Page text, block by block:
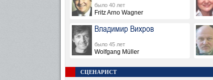
было 40 лет
Fritz Arno Wagner
Владимир Вихров
было 45 лет
Wolfgang Müller
СЦЕНАРИСТ